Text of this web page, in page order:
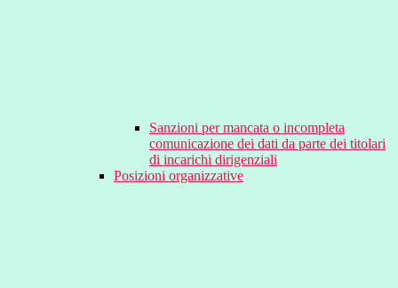
Sanzioni per mancata o incompleta
comunicazione dei dati da parte dei titolari
di incarichi dirigenziali
Posizioni organizzative